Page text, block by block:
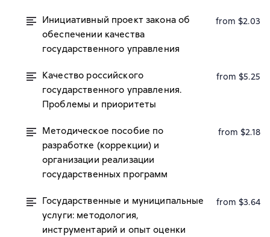
Инициативный проект закона об
обеспечении качества
государственного управления
from $2.03
Качество российского
государственного управления.
Проблемы и приоритеты
from $5.25
Методическое пособие по
разработке (коррекции) и
организации реализации
государственных программ
from $2.18
Государственные и муниципальные
услуги: методология,
инструментарий и опыт оценки
from $3.64